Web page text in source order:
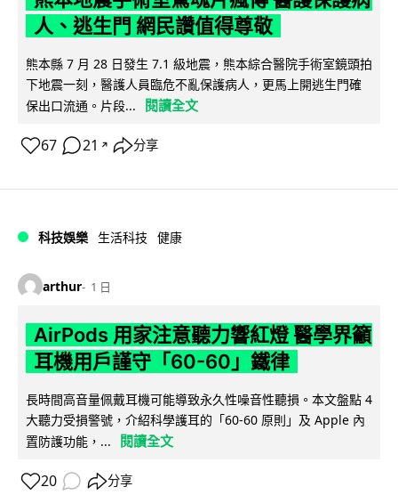
人、逃生門 網民讚值得尊敬
熊本縣 7 月 28 日發生 7.1 級地震，熊本綜合醫院手術室鏡頭拍
下地震一刻，醫護人員臨危不亂保護病人，更馬上開逃生門確
保出口流通。片段...
閱讀全文
67 21 ↗ 分享
科技娛樂 生活科技 健康
arthur 1 日
AirPods 用家注意聽力響紅燈 醫學界籲
耳機用戶謹守「60-60」鐵律
長時間高音量佩戴耳機可能導致永久性噪音性聽損。本文盤點 4
大聽力受損警號，介紹科學護耳的「60-60 原則」及 Apple 內
置防護功能，...
閱讀全文
20 分享